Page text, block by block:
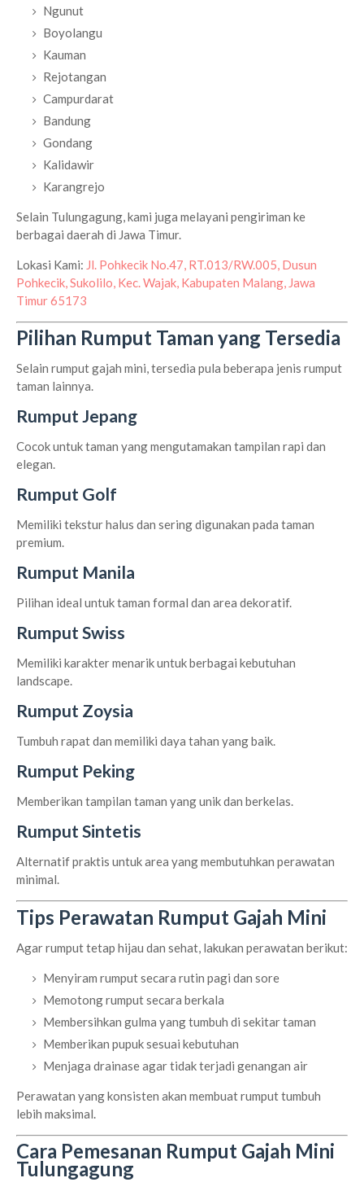
Ngunut
Boyolangu
Kauman
Rejotangan
Campurdarat
Bandung
Gondang
Kalidawir
Karangrejo
Selain Tulungagung, kami juga melayani pengiriman ke
berbagai daerah di Jawa Timur.
Lokasi Kami: Jl. Pohkecik No.47, RT.013/RW.005, Dusun
Pohkecik, Sukolilo, Kec. Wajak, Kabupaten Malang, Jawa
Timur 65173
Pilihan Rumput Taman yang Tersedia
Selain rumput gajah mini, tersedia pula beberapa jenis rumput
taman lainnya.
Rumput Jepang
Cocok untuk taman yang mengutamakan tampilan rapi dan
elegan.
Rumput Golf
Memiliki tekstur halus dan sering digunakan pada taman
premium.
Rumput Manila
Pilihan ideal untuk taman formal dan area dekoratif.
Rumput Swiss
Memiliki karakter menarik untuk berbagai kebutuhan
landscape.
Rumput Zoysia
Tumbuh rapat dan memiliki daya tahan yang baik.
Rumput Peking
Memberikan tampilan taman yang unik dan berkelas.
Rumput Sintetis
Alternatif praktis untuk area yang membutuhkan perawatan
minimal.
Tips Perawatan Rumput Gajah Mini
Agar rumput tetap hijau dan sehat, lakukan perawatan berikut:
Menyiram rumput secara rutin pagi dan sore
Memotong rumput secara berkala
Membersihkan gulma yang tumbuh di sekitar taman
Memberikan pupuk sesuai kebutuhan
Menjaga drainase agar tidak terjadi genangan air
Perawatan yang konsisten akan membuat rumput tumbuh
lebih maksimal.
Cara Pemesanan Rumput Gajah Mini
Tulungagung